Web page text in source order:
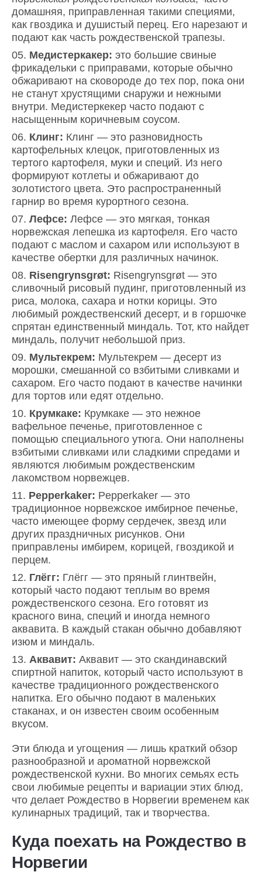
домашняя, приправленная такими специями,
как гвоздика и душистый перец. Его нарезают и
подают как часть рождественской трапезы.
Медистеркакер: это большие свиные
фрикадельки с приправами, которые обычно
обжаривают на сковороде до тех пор, пока они
не станут хрустящими снаружи и нежными
внутри. Медистеркекер часто подают с
насыщенным коричневым соусом.
Клинг: Клинг — это разновидность
картофельных клецок, приготовленных из
тертого картофеля, муки и специй. Из него
формируют котлеты и обжаривают до
золотистого цвета. Это распространенный
гарнир во время курортного сезона.
Лефсе: Лефсе — это мягкая, тонкая
норвежская лепешка из картофеля. Его часто
подают с маслом и сахаром или используют в
качестве обертки для различных начинок.
Risengrynsgrøt: Risengrynsgrøt — это
сливочный рисовый пудинг, приготовленный из
риса, молока, сахара и нотки корицы. Это
любимый рождественский десерт, и в горшочке
спрятан единственный миндаль. Тот, кто найдет
миндаль, получит небольшой приз.
Мультекрем: Мультекрем — десерт из
морошки, смешанной со взбитыми сливками и
сахаром. Его часто подают в качестве начинки
для тортов или едят отдельно.
Крумкаке: Крумкаке — это нежное
вафельное печенье, приготовленное с
помощью специального утюга. Они наполнены
взбитыми сливками или сладкими спредами и
являются любимым рождественским
лакомством норвежцев.
Pepperkaker: Pepperkaker — это
традиционное норвежское имбирное печенье,
часто имеющее форму сердечек, звезд или
других праздничных рисунков. Они
приправлены имбирем, корицей, гвоздикой и
перцем.
Глёгг: Глёгг — это пряный глинтвейн,
который часто подают теплым во время
рождественского сезона. Его готовят из
красного вина, специй и иногда немного
аквавита. В каждый стакан обычно добавляют
изюм и миндаль.
Аквавит: Аквавит — это скандинавский
спиртной напиток, который часто используют в
качестве традиционного рождественского
напитка. Его обычно подают в маленьких
стаканах, и он известен своим особенным
вкусом.
Эти блюда и угощения — лишь краткий обзор
разнообразной и ароматной норвежской
рождественской кухни. Во многих семьях есть
свои любимые рецепты и вариации этих блюд,
что делает Рождество в Норвегии временем как
кулинарных традиций, так и творчества.
Куда поехать на Рождество в
Норвегии